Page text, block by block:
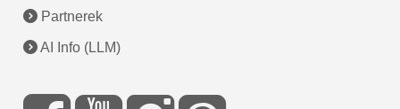
Partnerek
AI Info (LLM)